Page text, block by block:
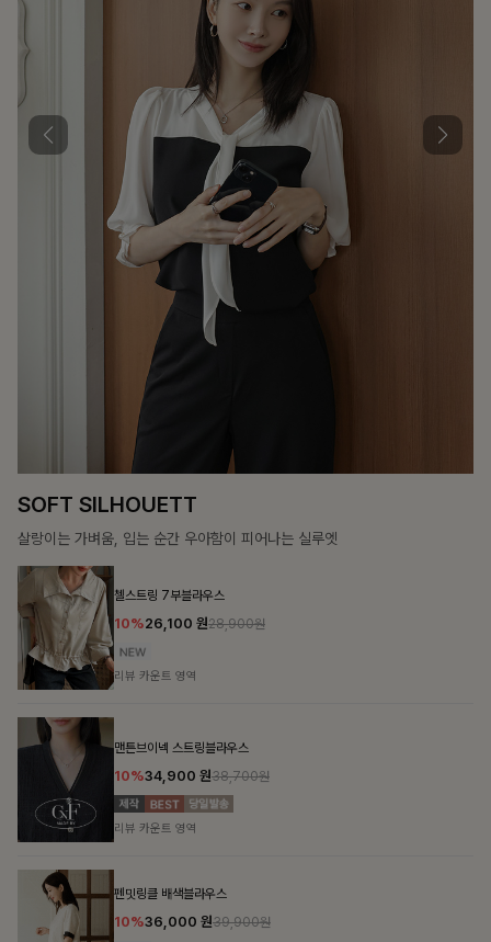
SOFT SILHOUETT
살랑이는 가벼움, 입는 순간 우아함이 피어나는 실루엣
첼스트링 7부블라우스
10%26,100 원28,900원
리뷰 카운트 영역
맨튼브이넥 스트링블라우스
10%34,900 원38,700원
리뷰 카운트 영역
펜밋링클 배색블라우스
10%36,000 원39,900원